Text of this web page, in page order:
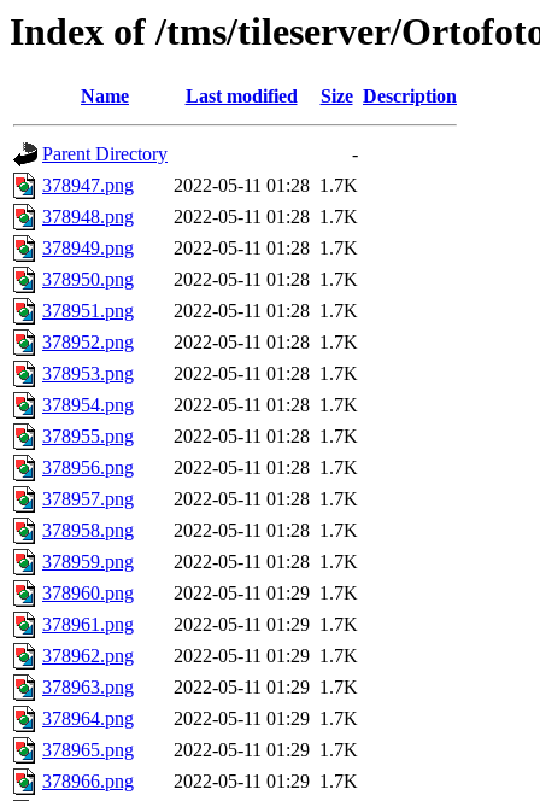
Index of /tms/tileserver/
Name Last modified Size Description
Parent Directory
-
378947.png
2022-05-11 01:28 1.7K
378948.png
2022-05-11 01:28 1.7K
378949.png
2022-05-11 01:28 1.7K
378950.png
2022-05-11 01:28 1.7K
378951.png
2022-05-11 01:28 1.7K
378952.png
2022-05-11 01:28 1.7K
378953.png
2022-05-11 01:28 1.7K
378954.png
2022-05-11 01:28 1.7K
378955.png
2022-05-11 01:28 1.7K
378956.png
2022-05-11 01:28 1.7K
378957.png
2022-05-11 01:28 1.7K
378958.png
2022-05-11 01:28 1.7K
378959.png
2022-05-11 01:28 1.7K
378960.png
2022-05-11 01:29 1.7K
378961.png
2022-05-11 01:29 1.7K
378962.png
2022-05-11 01:29 1.7K
378963.png
2022-05-11 01:29 1.7K
378964.png
2022-05-11 01:29 1.7K
378965.png
2022-05-11 01:29 1.7K
378966.png
2022-05-11 01:29 1.7K